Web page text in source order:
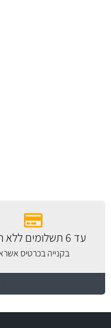
עד 6 תשלומים ללא ריבית
בקנייה בכרטיס